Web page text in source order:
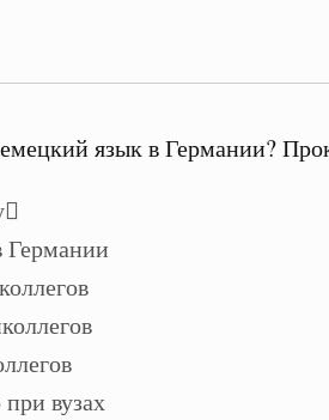
язык в Германии?
Германии
вузах